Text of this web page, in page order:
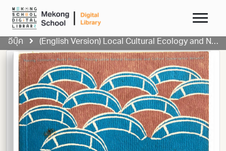
อีบุ๊ค (English Version) Local Cultural Ecology and Natural Resource Management in the Mekong in the Mekong Basin A Case Study